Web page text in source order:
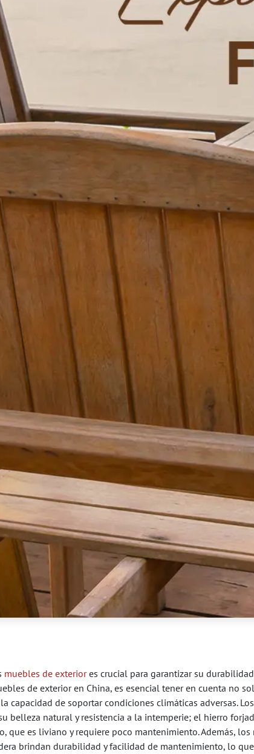
muebles de exteriores crucial para garantizar su
de exterior en China, es esencial tener en cuenta no
capacidad de soportar condiciones climáticas adversas.
belleza natural y resistencia a la intemperie; el hierro
que es liviano y requiere poco mantenimiento. Además, los
brindan durabilidad y facilidad de mantenimiento, lo